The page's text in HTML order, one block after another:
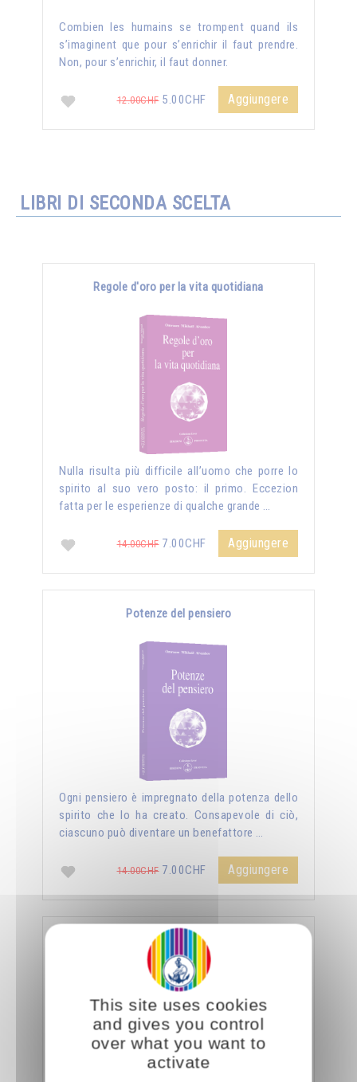
Combien les humains se trompent quand ils
s’imaginent que pour s’enrichir il faut prendre.
Non, pour s’enrichir, il faut donner.
12.00CHF5.00CHF Aggiungere
LIBRI DI SECONDA SCELTA
Regole d'oro per la vita quotidiana
Nulla risulta più difficile all’uomo che porre lo
spirito al suo vero posto: il primo. Eccezion
fatta per le esperienze di qualche grande …
14.00CHF7.00CHF Aggiungere
Potenze del pensiero
Ogni pensiero è impregnato della potenza dello
spirito che lo ha creato. Consapevole di ciò,
ciascuno può diventare un benefattore …
14.00CHF7.00CHF Aggiungere
La sessualità forza del cielo
This site uses cookies
and gives you control
over what you want to
activate